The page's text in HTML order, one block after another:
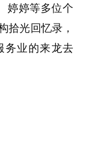
婷婷等多位个
拾光回忆录，
务业的来龙去